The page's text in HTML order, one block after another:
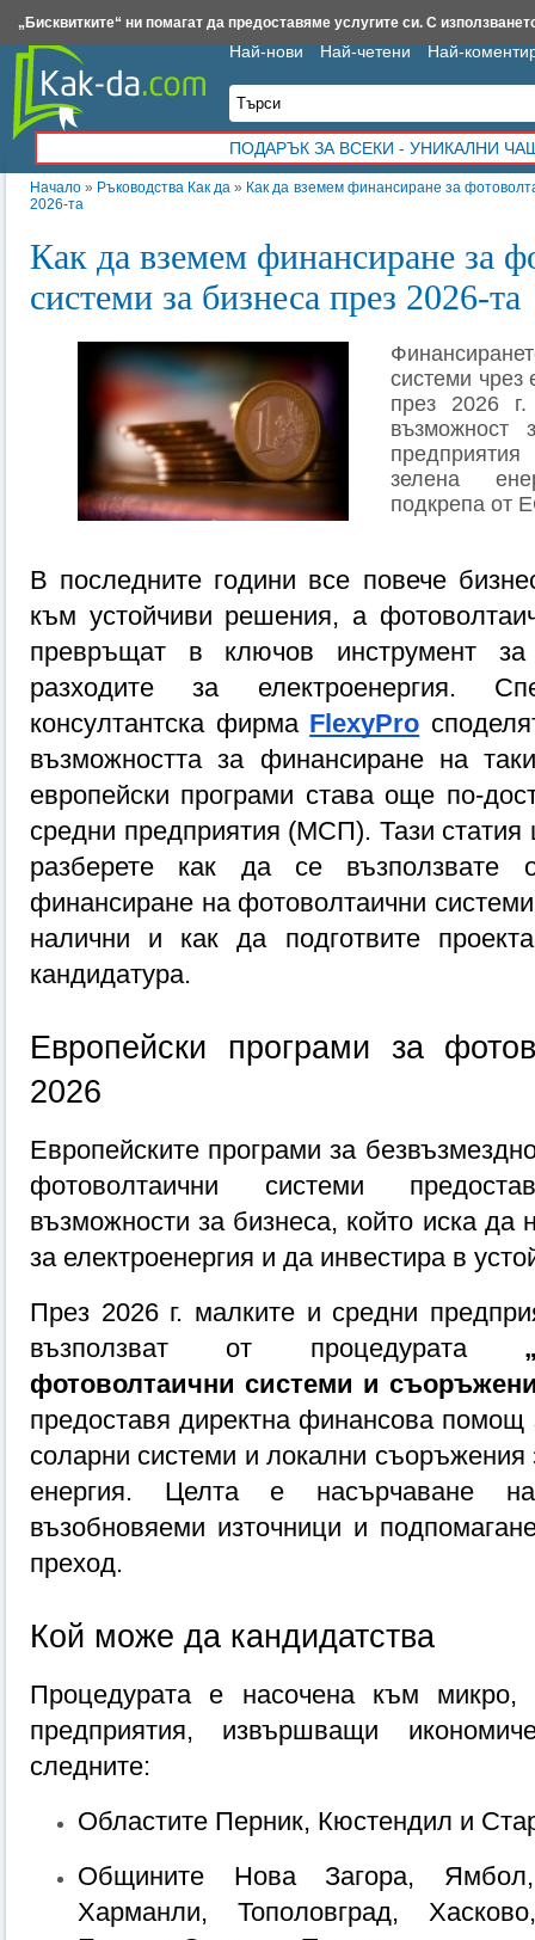
Начало » Ръководства Как да » Как да вземем финансиране за
2026-та
Как да вземем финансиране за
системи за бизнеса през 2026-та
системи чрез
през 2026 г.
зелена
подкрепа от
В последните години все повече
към устойчиви решения, а
превръщат в ключов инструмент
разходите за електроенергия.
консултантска фирма FlexyPro
възможността за финансиране на
европейски програми става още по-
средни предприятия (МСП). Тази
разберете как да се възползвате
финансиране на фотоволтаични
налични и как да подготвите
кандидатура.
Европейски програми за
2026
Европейските програми за
фотоволтаични системи
възможности за бизнеса, който иска да
за електроенергия и да инвестира в
През 2026 г. малките и средни
възползват от процедурата
фотоволтаични системи и
предоставя директна финансова помощ
соларни системи и локални съоръжения
енергия. Целта е насърчаване
възобновяеми източници и
преход.
Кой може да кандидатства
Процедурата е насочена към
предприятия, извършващи
следните:
Областите Перник, Кюстендил и
Общините Нова Загора, Ямбол,
Харманли, Тополовград,
Най-нови Най-четени Най-
ПОДАРЪК ЗА ВСЕКИ - УНИКАЛНИ
Insert.bg Framar.bg Kak-da.com Iztochnik.com BauBau.bg NewAge.bg
„Бисквитките“ ни помагат да предоставяме услугите си. С